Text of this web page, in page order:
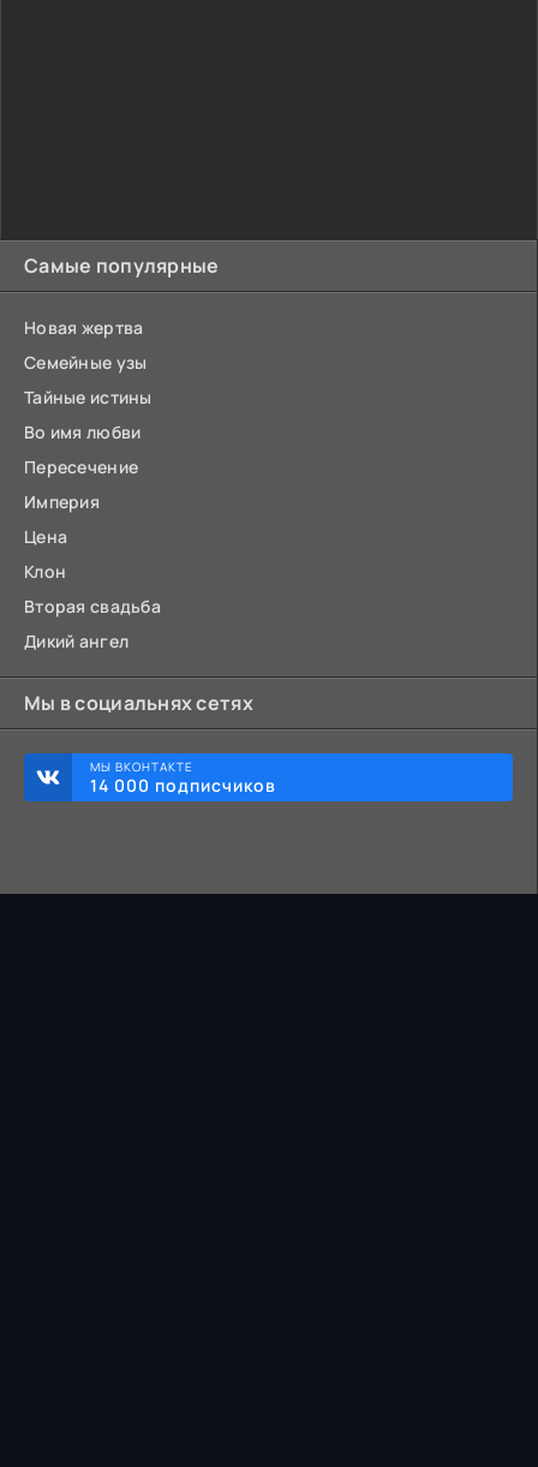
Самые популярные
Новая жертва
Семейные узы
Тайные истины
Во имя любви
Пересечение
Империя
Цена
Клон
Вторая свадьба
Дикий ангел
Мы в социальнях сетях
МЫ ВКОНТАКТЕ
14 000 подписчиков